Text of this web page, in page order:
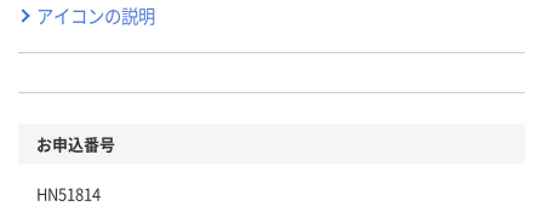
アイコンの説明
お申込番号
HN51814